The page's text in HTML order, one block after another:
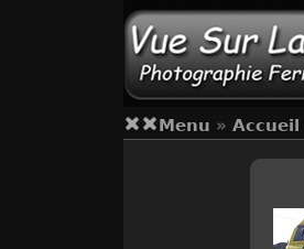
Menu » Accueil